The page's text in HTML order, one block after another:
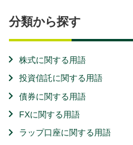
分類から探す
株式に関する用語
投資信託に関する用語
債券に関する用語
FXに関する用語
ラップ口座に関する用語